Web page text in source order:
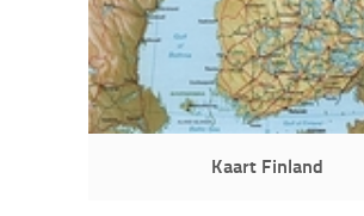
Kaart Finland